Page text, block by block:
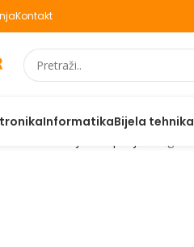
Kontakt
InformatikaBijela tehnika